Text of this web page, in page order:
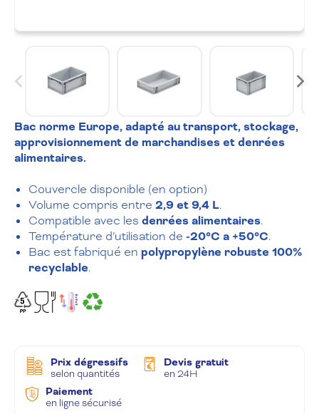
Bac norme Europe, adapté au transport,stockage,
approvisionnement de marchandiseset denrées
alimentaires.
Couvercle disponible (en option)
Volume compris entre 2,9 et 9,4 L.
Compatible avec les denrées alimentaires.
Température d’utilisation de -20°C a +50°C.
Bac est fabriqué en polypropylène robuste 100%
recyclable.
Prix dégressifs
selon quantités
Devis gratuit
en 24H
Paiement
en ligne sécurisé